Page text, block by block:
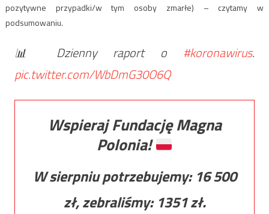
pozytywne przypadki/w tym osoby zmarłe) – czytamy w
podsumowaniu.
📊 Dzienny raport o #koronawirus.
pic.twitter.com/WbDmG30O6Q
Wspieraj Fundację Magna
Polonia!
W sierpniu potrzebujemy: 16 500
zł, zebraliśmy: 1351zł.